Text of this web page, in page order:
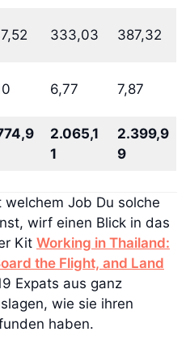
333,03 387,32
6,77 7,87
2.065,1
1
2.399,9
9
Job Du solche
wirf einen Blick in das
Kit Working in Thailand:
the Flight, and Land
Expats aus ganz
wie sie ihren
haben.